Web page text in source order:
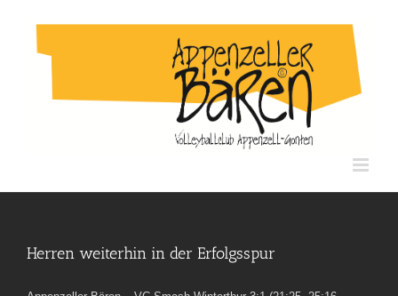
content
Herren weiterhin in der Erfolgsspur